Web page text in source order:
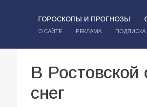
ГОРОСКОПЫ И ПРОГНОЗЫ
О САЙТЕ РЕКЛАМА ПОДПИСКА
В Ростовской
снег